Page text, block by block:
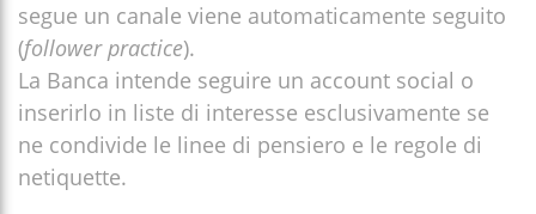
segue un canale viene automaticamente seguito
(follower practice).
La Banca intende seguire un account social o
inserirlo in liste di interesse esclusivamente se
ne condivide le linee di pensiero e le regole di
netiquette.